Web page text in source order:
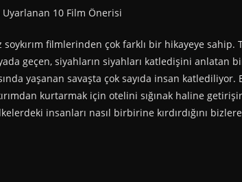
filmlerinden çok farklı bir hikayeye
geçen, siyahların siyahları katledişini anlatan
yaşanan savaşta çok sayıda insan katlediliyor.
kurtarmak için otelini sığınak haline
insanları nasıl birbirine kırdırdığını